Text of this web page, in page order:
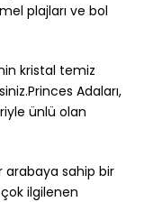
plajları ve bol
kristal temiz
Adaları,
ünlü olan
arabaya sahip bir
ilgilenen